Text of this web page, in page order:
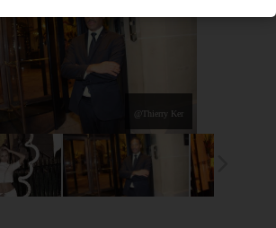
@Thierry Ker